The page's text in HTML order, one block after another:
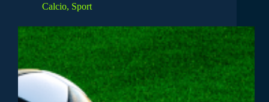
Calcio, Sport